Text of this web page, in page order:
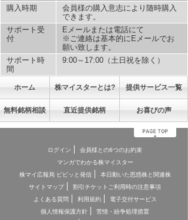
購入時期
会員様の購入意志により随時購入
できます。
サポート受
付
Eメールまたは電話にて
※ご連絡は基本的にEメールでお
願い致します。
サポート時
間
9:00～17:00（土日祝を除く）
ホーム 株マイスターとは? 提供サービス一覧
無料銘柄相談 直近提供銘柄 お喜びの声
ログイン
会員様との6つのお約束
マンガでわかる株マイスター
株マイ広報局 ビビッと発信
本日動いた思惑株と関連株
サイトマップ
割引チケットご利用時の注意事項
よくある質問
利用規約
電子交付サービス
個人情報保護方針
苦情・紛争処理措置